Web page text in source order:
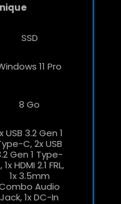
SSD
11 Pro
8 Go
USB 3.2 Gen 1
C, 2x USB
Gen 1 Type-
1x HDMI 2.1 FRL,
1x 3.5mm
Audio
Jack, 1x DC-In